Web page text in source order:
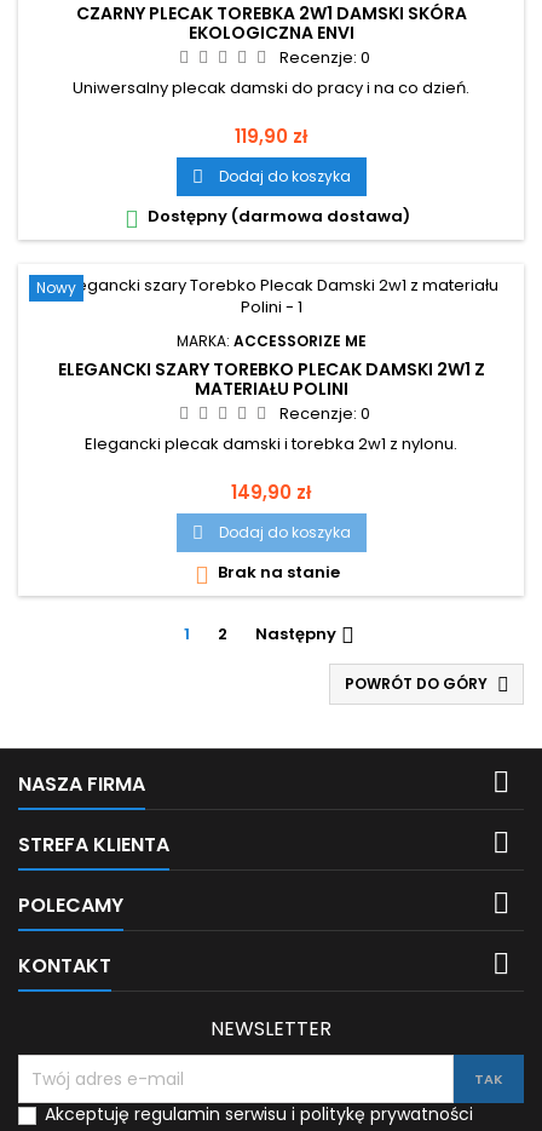
CZARNY PLECAK TOREBKA 2W1 DAMSKI SKÓRA
EKOLOGICZNA ENVI
Recenzje: 0
Uniwersalny plecak damski do pracy i na co dzień.
Cena
119,90 zł
 Dodaj do koszyka
 Dostępny (darmowa dostawa)
Nowy
MARKA: ACCESSORIZE ME
ELEGANCKI SZARY TOREBKO PLECAK DAMSKI 2W1 Z
MATERIAŁU POLINI
Recenzje: 0
Elegancki plecak damski i torebka 2w1 z nylonu.
Cena
149,90 zł
 Dodaj do koszyka
 Brak na stanie
1 2 Następny 
POWRÓT DO GÓRY 
NASZA FIRMA 
STREFA KLIENTA 
POLECAMY 
KONTAKT 
NEWSLETTER
Akceptuję regulamin serwisu i politykę prywatności